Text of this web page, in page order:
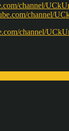
channel/
channel/